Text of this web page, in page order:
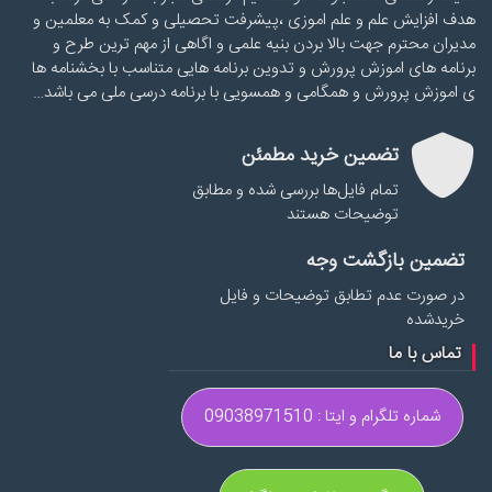
هدف افزایش علم و علم اموزی ،پیشرفت تحصیلی و کمک به معلمین و
مدیران محترم جهت بالا بردن بنیه علمی و اگاهی از مهم ترین طرح و
برنامه های اموزش پرورش و تدوین برنامه هایی متناسب با بخشنامه ها
ی اموزش پرورش و همگامی و همسویی با برنامه درسی ملی می باشد…
تضمین خرید مطمئن
تمام فایل‌ها بررسی شده و مطابق
توضیحات هستند
تضمین بازگشت وجه
در صورت عدم تطابق توضیحات و فایل
خریدشده
تماس با ما
شماره تلگرام و ایتا : 09038971510